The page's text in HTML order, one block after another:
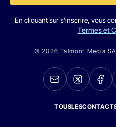
En cliquant sur s'inscrire, vous
Termes et
© 2026 Talmont Media